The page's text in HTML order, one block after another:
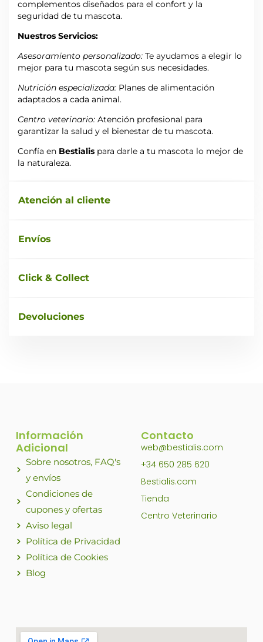
complementos diseñados para el confort y la
seguridad de tu mascota.
Nuestros Servicios:
Asesoramiento personalizado: Te ayudamos a elegir lo
mejor para tu mascota según sus necesidades.
Nutrición especializada: Planes de alimentación
adaptados a cada animal.
Centro veterinario: Atención profesional para
garantizar la salud y el bienestar de tu mascota.
Confía en Bestialis para darle a tu mascota lo mejor de
la naturaleza.
Atención al cliente
Envíos
Click & Collect
Devoluciones
Información
Adicional
Sobre nosotros, FAQ's
y envíos
Condiciones de
cupones y ofertas
Aviso legal
Política de Privacidad
Política de Cookies
Blog
Contacto
web@bestialis.com
+34 650 285 620
Bestialis.com
Tienda
Centro Veterinario